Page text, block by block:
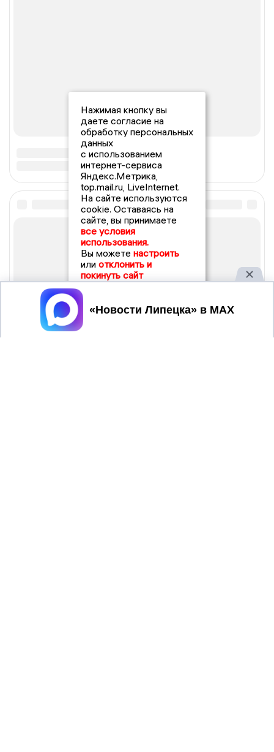
Нажимая кнопку вы
даете согласие на
обработку персональных
данных
с использованием
интернет-сервиса
Яндекс.Метрика,
top.mail.ru, LiveInternet.
На сайте используются
cookie. Оставаясь на
сайте, вы принимаете
все условия
использования.
Вы можете настроить
или отклонить и
покинуть сайт
Принять